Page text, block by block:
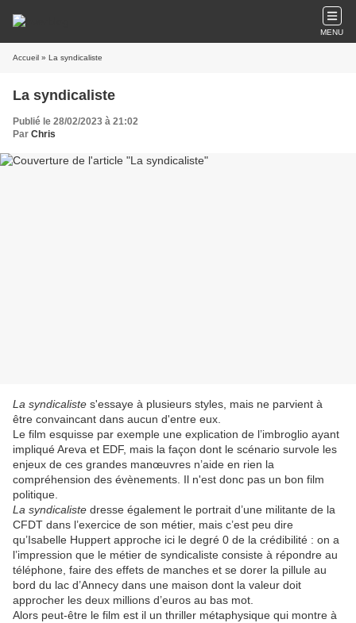
MENU
Accueil » La syndicaliste
La syndicaliste
Publié le 28/02/2023 à 21:02
Par Chris
La syndicaliste s'essaye à plusieurs styles, mais ne parvient à
être convaincant dans aucun d'entre eux.
Le film esquisse par exemple une explication de l’imbroglio ayant
impliqué Areva et EDF, mais la façon dont le scénario survole les
enjeux de ces grandes manœuvres n’aide en rien la
compréhension des évènements. Il n'est donc pas un bon film
politique.
La syndicaliste dresse également le portrait d’une militante de la
CFDT dans l’exercice de son métier, mais c’est peu dire
qu’Isabelle Huppert approche ici le degré 0 de la crédibilité : on a
l’impression que le métier de syndicaliste consiste à répondre au
téléphone, faire des effets de manches et se dorer la pillule au
bord du lac d’Annecy dans une maison dont la valeur doit
approcher les deux millions d’euros au bas mot.
Alors peut-être le film est il un thriller métaphysique qui montre à